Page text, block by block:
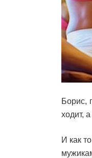
Борис,
ходит,
И как